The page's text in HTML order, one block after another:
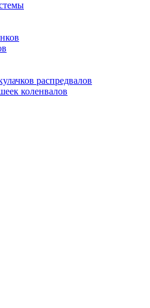
распредвалов
коленвалов